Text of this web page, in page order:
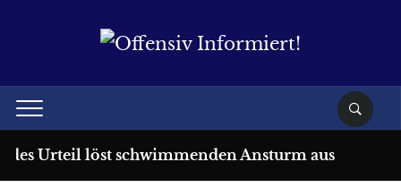
Urteil löst schwimmenden Ansturm aus